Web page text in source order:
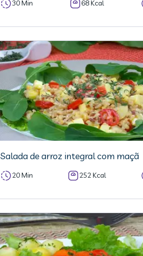
30 Min 68 Kcal
Salada de arroz integral com maçã
20 Min 252 Kcal